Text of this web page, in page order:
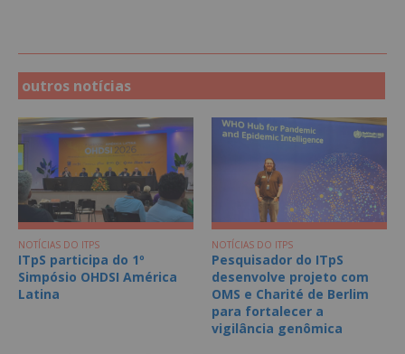
outros notícias
NOTÍCIAS DO ITPS
ITpS participa do 1º
Simpósio OHDSI América
Latina
NOTÍCIAS DO ITPS
Pesquisador do ITpS
desenvolve projeto com
OMS e Charité de Berlim
para fortalecer a
vigilância genômica